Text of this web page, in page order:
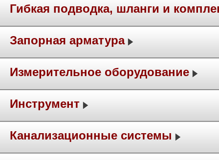
Гибкая подводка, шланги и
Запорная арматура
Измерительное оборудование
Инструмент
Канализационные системы